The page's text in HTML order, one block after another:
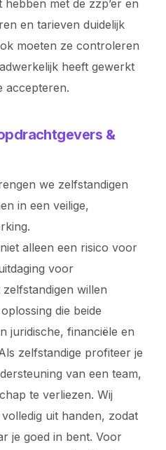
met de zzp’er en
en tarieven duidelijk
moeten ze controleren
heeft gewerkt
accepteren.
&
we zelfstandigen
in een veilige,
alleen een risico voor
voor
willen
die beide
juridische, financiële en
zelfstandige profiteer je
van een team,
te verliezen. Wij
uit handen, zodat
je goed in bent. Voor